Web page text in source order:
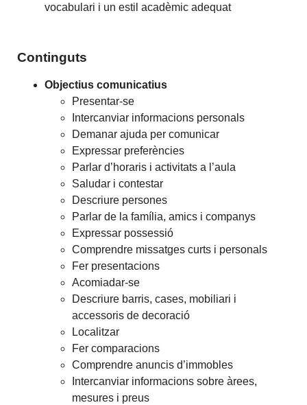
vocabulari i un estil acadèmic adequat
Continguts
Objectius comunicatius
Presentar-se
Intercanviar informacions personals
Demanar ajuda per comunicar
Expressar preferències
Parlar d’horaris i activitats a l’aula
Saludar i contestar
Descriure persones
Parlar de la família, amics i companys
Expressar possessió
Comprendre missatges curts i personals
Fer presentacions
Acomiadar-se
Descriure barris, cases, mobiliari i
accessoris de decoració
Localitzar
Fer comparacions
Comprendre anuncis d’immobles
Intercanviar informacions sobre àrees,
mesures i preus